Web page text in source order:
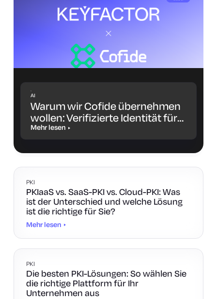
AI
Warum wir Cofide übernehmen
wollen: Verifizierte Identität für
Workloads und KI-Agenten
Mehr lesen
PKI
PKIaaS vs. SaaS-PKI vs. Cloud-PKI: Was
ist der Unterschied und welche Lösung
ist die richtige für Sie?
Mehr lesen
PKI
Die besten PKI-Lösungen: So wählen Sie
die richtige Plattform für Ihr
Unternehmen aus